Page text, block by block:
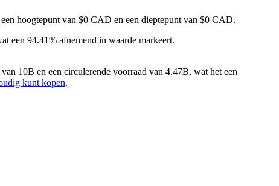
hoogtepunt van $0 CAD en een dieptepunt van $0 CAD.
een 94.41% afnemend in waarde markeert.
10B en een circulerende voorraad van 4.47B, wat het een
kunt kopen.